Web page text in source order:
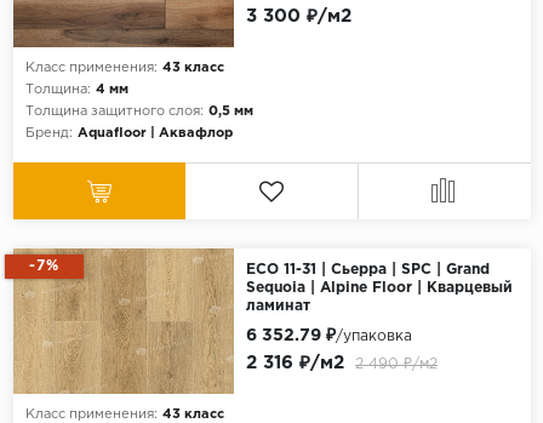
Класс применения: 43 класс
Толщина: 4 мм
Толщина защитного слоя: 0,5 мм
Бренд: Aquafloor | Аквафлор
3 300 ₽/м2
-7%
ECO 11-31 | Сьерра | SPC | Grand
Sequoia | Alpine Floor | Кварцевый
ламинат
Класс применения: 43 класс
2 316 ₽/м2 2 490 ₽/м2
6 352.79 ₽/упаковка